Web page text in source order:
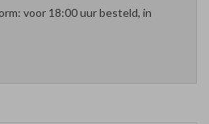
voor 18:00 uur besteld, in